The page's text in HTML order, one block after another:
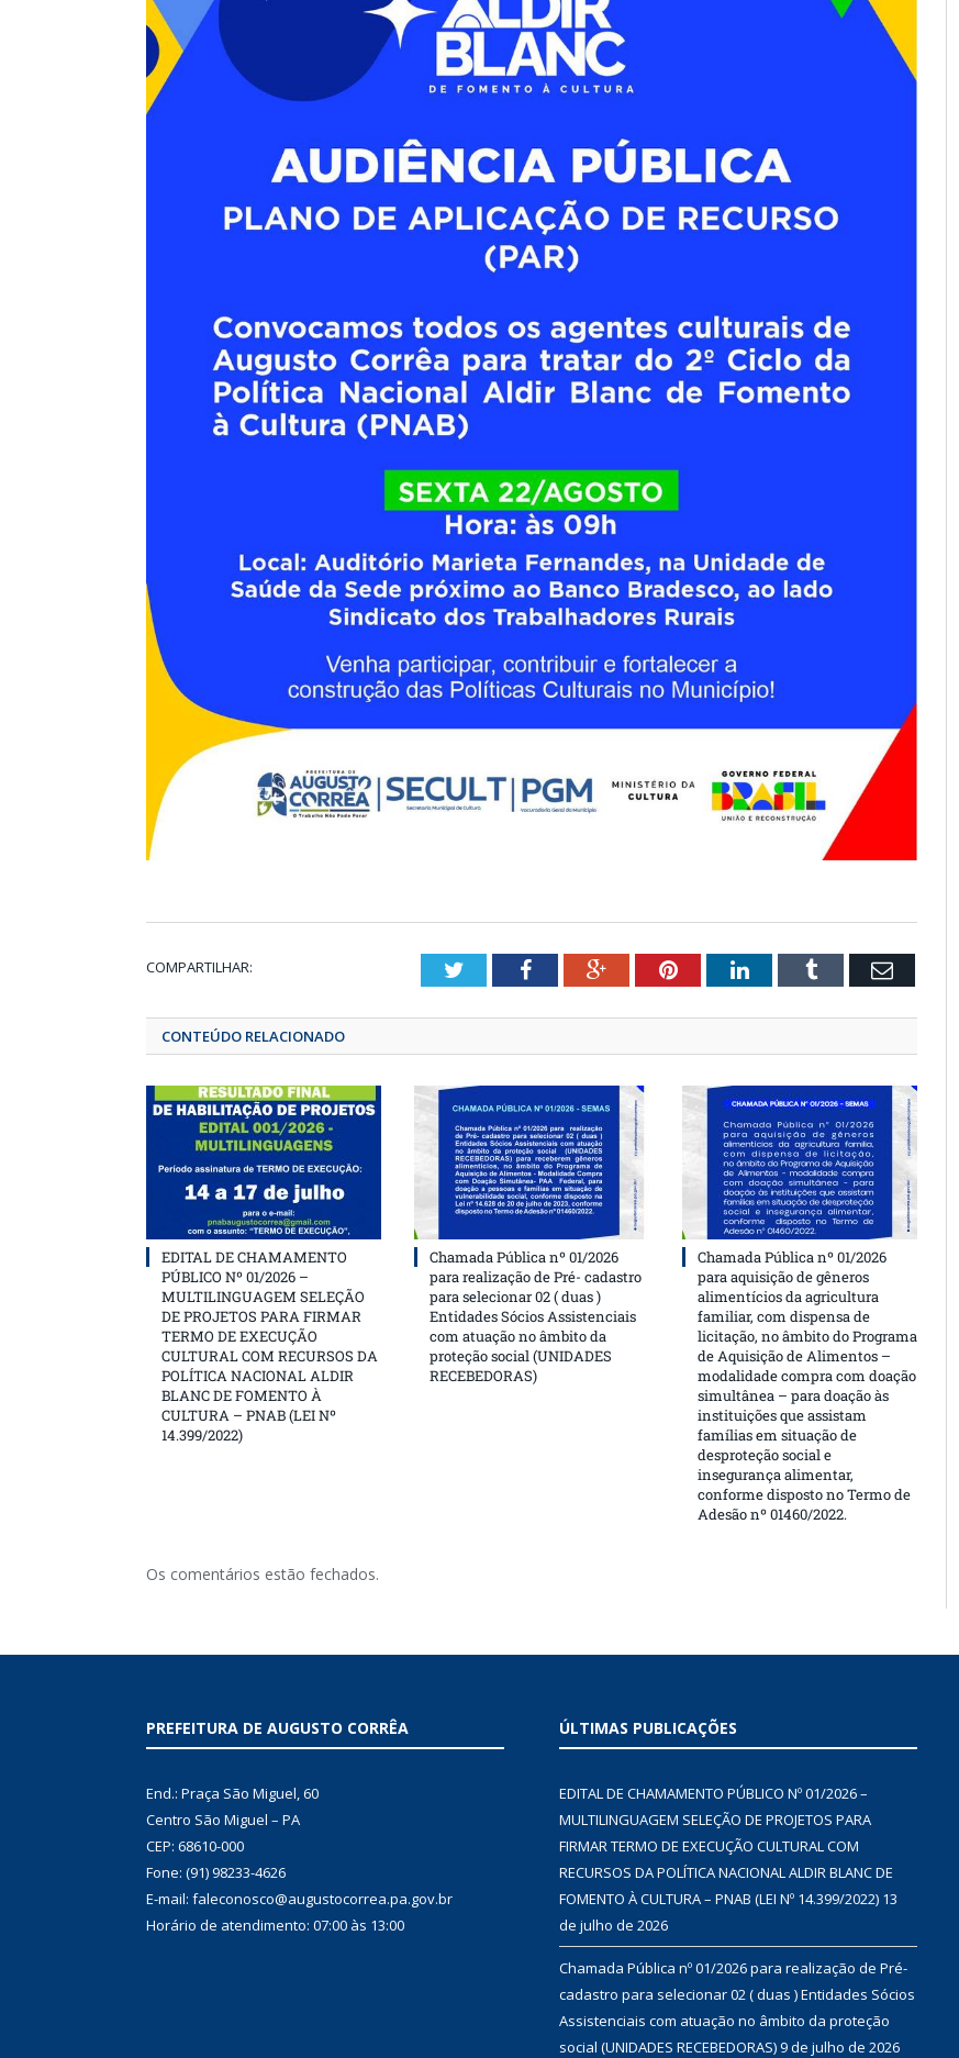
COMPARTILHAR: TwitterFacebookGoogle+Pinterest
LinkedInTumblrEmail
CONTEÚDO RELACIONADO
EDITAL DE CHAMAMENTO
PÚBLICO Nº 01/2026 –
MULTILINGUAGEM SELEÇÃO
DE PROJETOS PARA FIRMAR
TERMO DE EXECUÇÃO
CULTURAL COM RECURSOS DA
POLÍTICA NACIONAL ALDIR
BLANC DE FOMENTO À
CULTURA – PNAB (LEI Nº
14.399/2022)
Chamada Pública nº 01/2026
para realização de Pré- cadastro
para selecionar 02 ( duas )
Entidades Sócios Assistenciais
com atuação no âmbito da
proteção social (UNIDADES
RECEBEDORAS)
Chamada Pública nº 01/2026
para aquisição de gêneros
alimentícios da agricultura
familiar, com dispensa de
licitação, no âmbito do Programa
de Aquisição de Alimentos –
modalidade compra com doação
simultânea – para doação às
instituições que assistam
famílias em situação de
desproteção social e
insegurança alimentar,
conforme disposto no Termo de
Adesão nº 01460/2022.
Os comentários estão fechados.
PREFEITURA DE AUGUSTO CORRÊA
End.: Praça São Miguel, 60
Centro São Miguel – PA
CEP: 68610-000
Fone: (91) 98233-4626
E-mail: faleconosco@augustocorrea.pa.gov.br
Horário de atendimento: 07:00 às 13:00
ÚLTIMAS PUBLICAÇÕES
EDITAL DE CHAMAMENTO PÚBLICO Nº 01/2026 –
MULTILINGUAGEM SELEÇÃO DE PROJETOS PARA
FIRMAR TERMO DE EXECUÇÃO CULTURAL COM
RECURSOS DA POLÍTICA NACIONAL ALDIR BLANC DE
FOMENTO À CULTURA – PNAB (LEI Nº 14.399/2022) 13
de julho de 2026
Chamada Pública nº 01/2026 para realização de Pré-
cadastro para selecionar 02 ( duas ) Entidades Sócios
Assistenciais com atuação no âmbito da proteção
social (UNIDADES RECEBEDORAS)9 de julho de 2026